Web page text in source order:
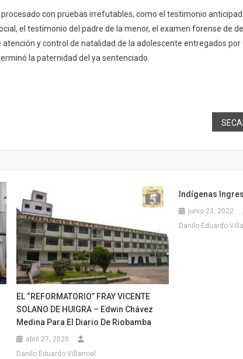
con pruebas irrefutables, como el testimonio
el testimonio del padre de la menor, el examen forense de
y control de natalidad de la adolescente entregados por
la paternidad del ya sentenciado.
EL “REFORMATORIO” FRAY VICENTE
SOLANO DE HUIGRA – Edwin Chávez
Medina Para El Diario De Riobamba
abril 27, 2020
Danilo Eduardo Villarroel
Indígenas
junio 23, 2022
Danilo Eduardo